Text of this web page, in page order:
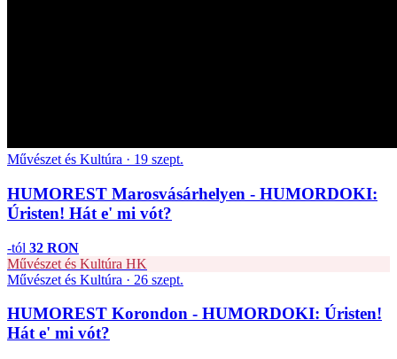
Művészet és Kultúra · 19 szept.
HUMOREST Marosvásárhelyen - HUMORDOKI:
Úristen! Hát e' mi vót?
-tól 32 RON
Művészet és Kultúra HK
Művészet és Kultúra · 26 szept.
HUMOREST Korondon - HUMORDOKI: Úristen!
Hát e' mi vót?